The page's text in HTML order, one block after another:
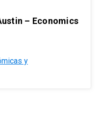
– Economics
y